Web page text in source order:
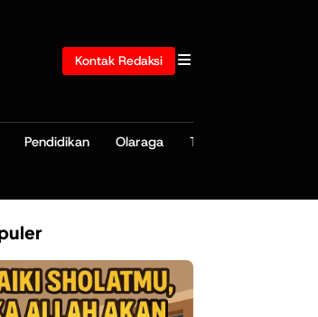
Kontak Redaksi
Pendidikan Olaraga TNI/POLRI